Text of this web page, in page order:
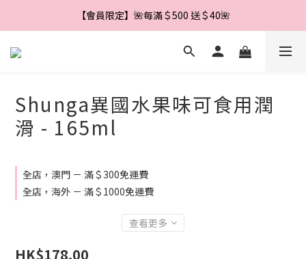
【會員限定】🌼新會員註冊即享＄888 優惠券🌼
【會員限定】🌺每滿＄500 送＄40🌺
【會員限定】🌼新會員註冊即享＄888 優惠券🌼
Shunga異國水果味可食用潤
滑 - 165ml
全店，澳門 － 滿＄300免運費
全店，海外 － 滿＄1000免運費
查看更多
HK$178.00